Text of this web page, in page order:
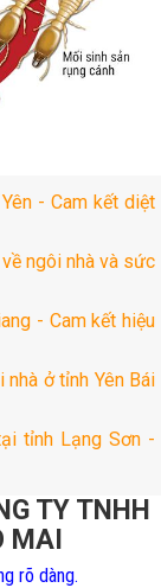
- Cam kết diệt
ngôi nhà và sức
- Cam kết hiệu
ở tỉnh Yên Bái
tỉnh Lạng Sơn -
TY TNHH
MAI
rõ dàng.